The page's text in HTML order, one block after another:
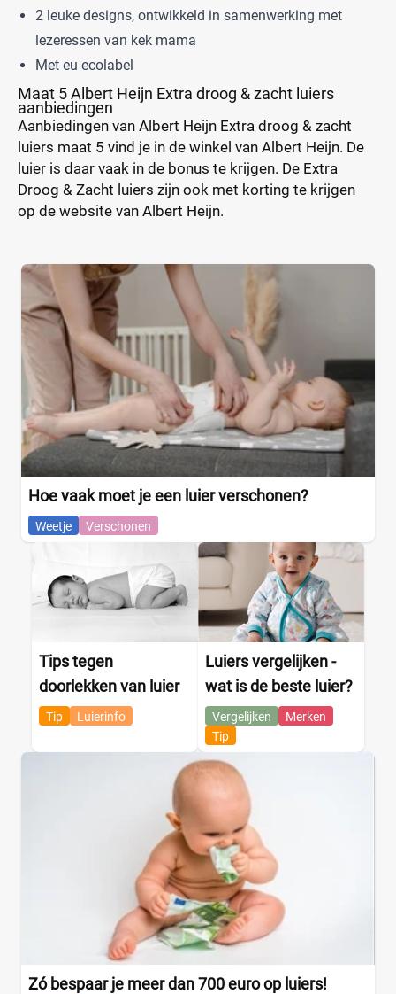
2 leuke designs, ontwikkeld in samenwerking met
lezeressen van kek mama
Met eu ecolabel
Maat 5 Albert Heijn Extra droog & zacht luiers
aanbiedingen
Aanbiedingen van Albert Heijn Extra droog & zacht
luiers maat 5 vind je in de winkel van Albert Heijn. De
luier is daar vaak in de bonus te krijgen. De Extra
Droog & Zacht luiers zijn ook met korting te krijgen
op de website van Albert Heijn.
Hoe vaak moet je een luier verschonen?
Weetje Verschonen
Tips tegen
doorlekken van luier
Tip Luierinfo
Luiers vergelijken -
wat is de beste luier?
Vergelijken
Merken
Tip
Zó bespaar je meer dan 700 euro op luiers!